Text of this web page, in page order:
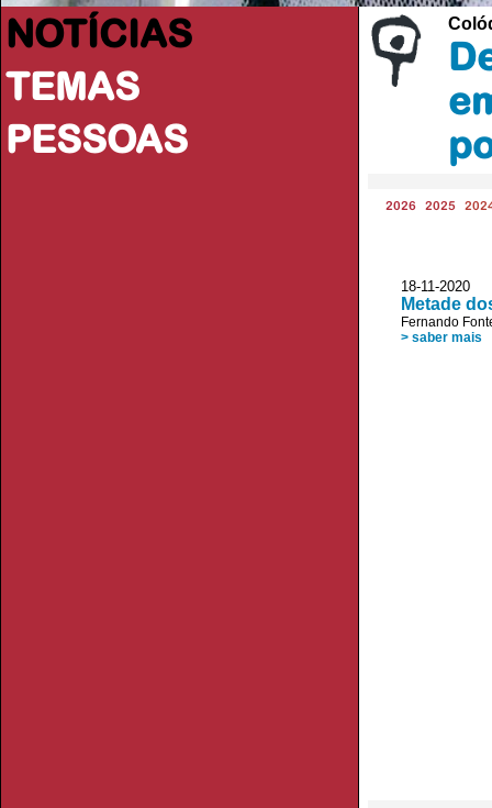
NOTÍCIAS
TEMAS
PESSOAS
2026 2025
18-11-
Metade
Fernando
> saber mais